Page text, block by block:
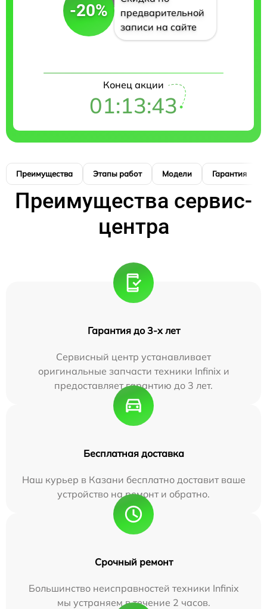
-20%
предварительной
записи на сайте
Конец акции
01:13:41
Преимущества Этапы работ Модели Гарантия
Преимущества сервис-
центра
Гарантия до 3-х лет
Сервисный центр устанавливает
оригинальные запчасти техники Infinix и
предоставляет гарантию до 3 лет.
Бесплатная доставка
Наш курьер в Казани бесплатно доставит ваше
устройство на ремонт и обратно.
Срочный ремонт
Большинство неисправностей техники Infinix
мы устраняем в течение 2 часов.